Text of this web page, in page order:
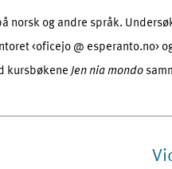
norsk og andre språk.
<oficejo @ esperanto.no>
kursbøkeneJen nia mondo